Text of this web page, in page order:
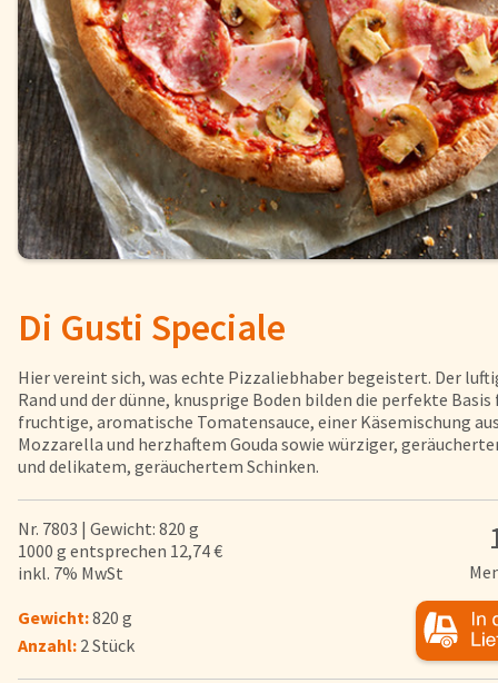
Fisch Pizzen und
Snacks
Schnelle Mahlzeiten Torten und
Brot und Brötchen
Über uns
Presse & News
Rezepte
Herkunftsländer
Lieferwagen
Startseite
Di Gusti Speciale
Hier vereint sich, was echte Pizzaliebhaber begeistert. Der
Rand und der dünne, knusprige Boden bilden die perfekte Basis
fruchtige, aromatische Tomatensauce, einer Käsemischung
Mozzarella und herzhaftem Gouda sowie würziger,
und delikatem, geräuchertem Schinken.
Nr. 7803 | Gewicht: 820 g
1000 g entsprechen 12,74 €
inkl. 7% MwSt
Gewicht:820 g
Anzahl: 2 Stück